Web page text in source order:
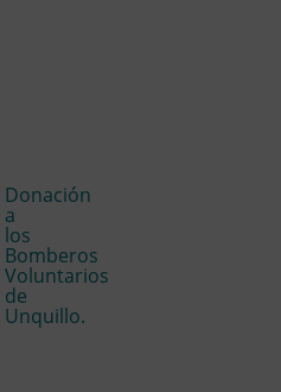
Donación
a
los
Bomberos
Voluntarios
de
Unquillo.